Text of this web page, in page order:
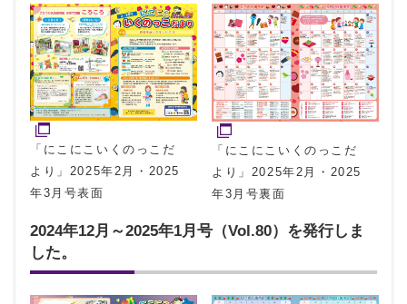
「にこにこいくのっこだ
より」2025年2月・2025
年3月号表面
「にこにこいくのっこだ
より」2025年2月・2025
年3月号裏面
2024年12月～2025年1月号（Vol.80）を発行しま
した。